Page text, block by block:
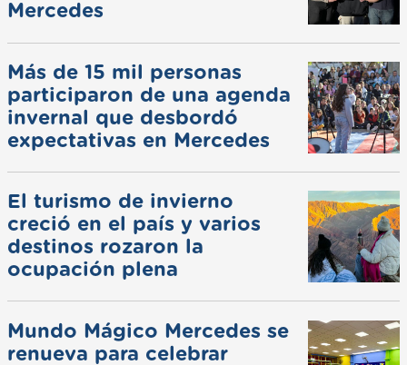
Mercedes
Más de 15 mil personas
participaron de una agenda
invernal que desbordó
expectativas en Mercedes
El turismo de invierno
creció en el país y varios
destinos rozaron la
ocupación plena
Mundo Mágico Mercedes se
renueva para celebrar